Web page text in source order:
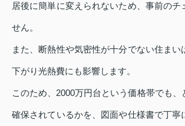
居後に簡単に変えられないため、事前のチ
せん。
また、断熱性や気密性が十分でない住まい
下がり光熱費にも影響します。
このため、2000万円台という価格帯でも
確保されているかを、図面や仕様書で丁寧